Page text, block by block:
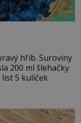
Suroviny
200 ml šlehačky
list 5 kuliček